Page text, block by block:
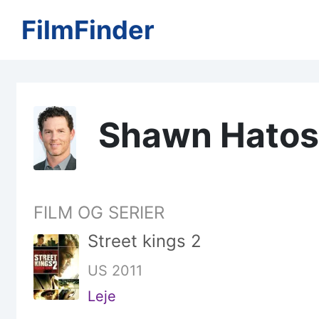
FilmFinder
Shawn
FILM OG SERIER
Street kings 2
US 2011
Leje